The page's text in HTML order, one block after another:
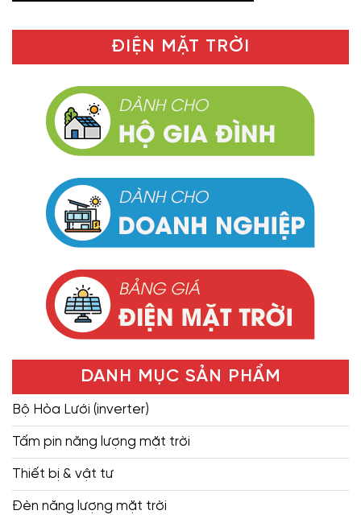
ĐIỆN MẶT TRỜI
DANH MỤC SẢN PHẨM
Bộ Hòa Lưới (inverter)
Tấm pin năng lượng mặt trời
Thiết bị & vật tư
Đèn năng lượng mặt trời